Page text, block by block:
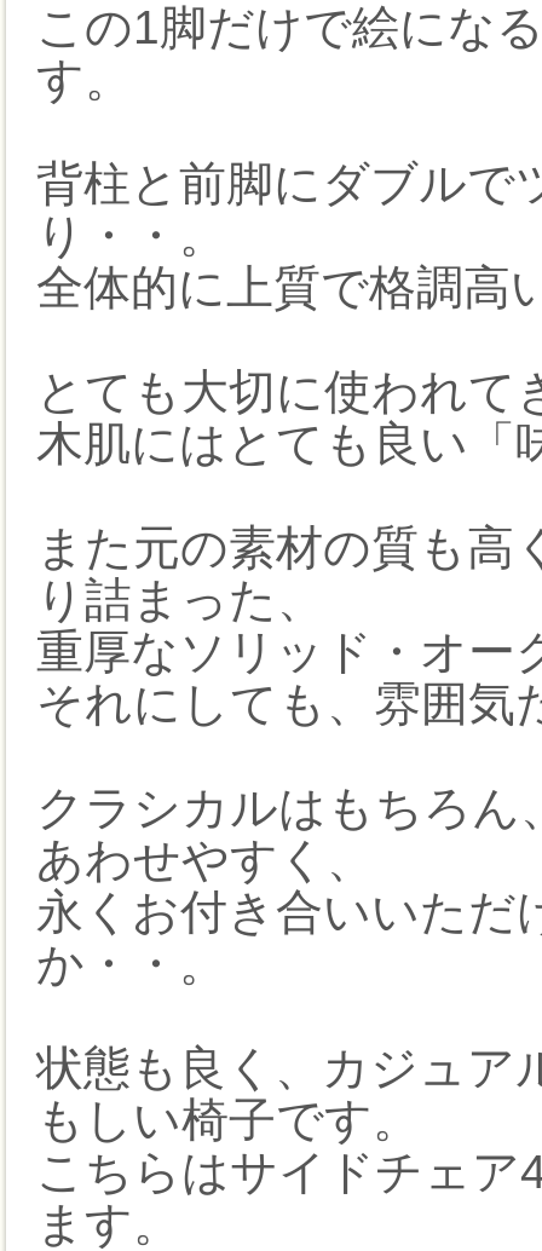
この1脚だけで絵にな
す。
背柱と前脚にダブルで
り・・。
全体的に上質で格調高
とても大切に使われて
木肌にはとても良い「
また元の素材の質も高
り詰まった、
重厚なソリッド・オー
それにしても、雰囲気
クラシカルはもちろ
あわせやすく、
永くお付き合いいただ
か・・。
状態も良く、カジュア
もしい椅子です。
こちらはサイドチェア
ます。